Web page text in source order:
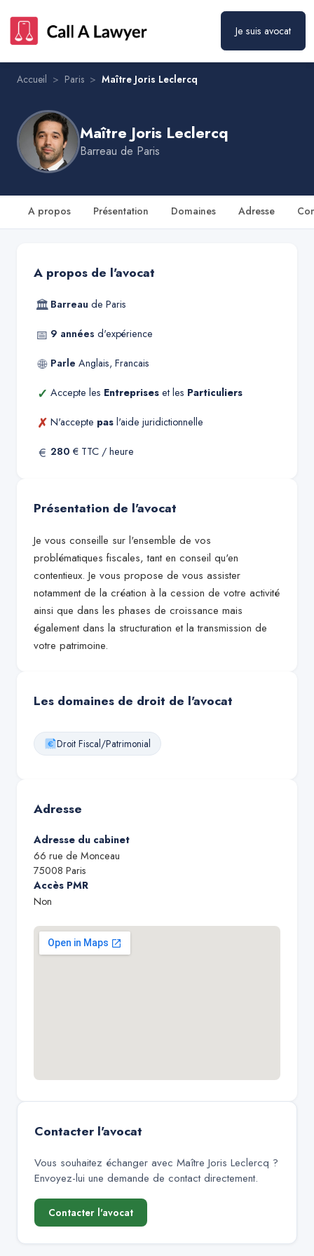
Je suis avocat
Maître Joris Leclercq
Accueil > Paris > Maître Joris Leclercq
Maître Joris Leclercq
Barreau de Paris
A propos Présentation Domaines Adresse
A propos de l'avocat
🏛 Barreau de Paris
📅 9 années d'expérience
🌐 Parle Anglais, Francais
✓ Accepte les Entreprises et les Particuliers
✗ N'accepte pas l'aide juridictionnelle
€ 280 € TTC / heure
Présentation de l'avocat
Je vous conseille sur l'ensemble de vos
problématiques fiscales, tant en conseil qu'en
contentieux. Je vous propose de vous assister
notamment de la création à la cession de votre activité
ainsi que dans les phases de croissance mais
également dans la structuration et la transmission de
votre patrimoine.
Les domaines de droit de l'avocat
Droit Fiscal/Patrimonial
Adresse
Adresse du cabinet
66 rue de Monceau
75008 Paris
Accès PMR
Non
Contacter l'avocat
Vous souhaitez échanger avec Maître Joris Leclercq ?
Envoyez-lui une demande de contact directement.
Contacter l'avocat